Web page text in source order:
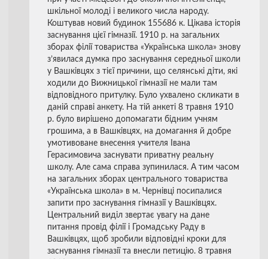
шкільної молоді і великого числа народу.
Коштував новий будинок 155686 к. Цікава історія
заснування цієї гімназії. 1910 р. на загальних
зборах філії товариства «Українська школа» знову
з’явилася думка про заснування середньої школи
у Вашківцях з тієї причини, що селянські діти, які
ходили до Вижницької гімназії не мали там
відповідного притулку. Було ухвалено скликати в
даній справі анкету. На тій анкеті 8 травня 1910
р. було вирішено допомагати бідним учням
грошима, а в Вашківцях, на домагання й добре
умотивоване внесення учителя Івана
Герасимовича заснувати приватну реальну
школу. Але сама справа зупинилася. А тим часом
на загальних зборах центрального товариства
«Українська школа» в м. Чернівці посипалися
запити про заснування гімназії у Вашківцях.
Центральний виділ звертає увагу на дане
питання провід філії і Громадську Раду в
Вашківцях, щоб зробили відповідні кроки для
заснування гімназії та внесли петицію. 8 травня